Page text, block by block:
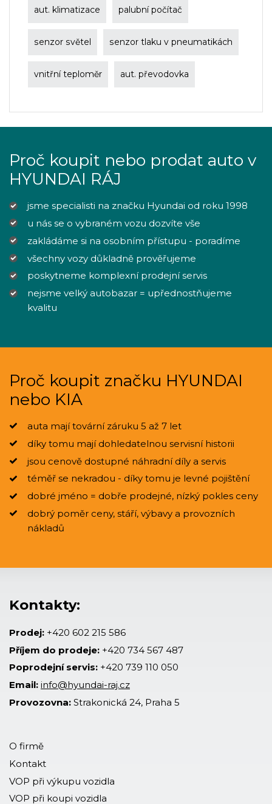
aut. klimatizace palubní počítač
senzor světel senzor tlaku v pneumatikách
vnitřní teploměr aut. převodovka
Proč koupit nebo prodat auto v
HYUNDAI RÁJ
jsme specialisti na značku Hyundai od roku 1998
u nás se o vybraném vozu dozvíte vše
zakládáme si na osobním přístupu - poradíme
všechny vozy důkladně prověřujeme
poskytneme komplexní prodejní servis
nejsme velký autobazar = upřednostňujeme
kvalitu
Proč koupit značku HYUNDAI
nebo KIA
auta mají tovární záruku 5 až 7 let
díky tomu mají dohledatelnou servisní historii
jsou cenově dostupné náhradní díly a servis
téměř se nekradou - díky tomu je levné pojištění
dobré jméno = dobře prodejné, nízký pokles ceny
dobrý poměr ceny, stáří, výbavy a provozních
nákladů
Kontakty:
Prodej: +420 602 215 586
Příjem do prodeje: +420 734 567 487
Poprodejní servis: +420 739 110 050
Email: info@hyundai-raj.cz
Provozovna: Strakonická 24, Praha 5
O firmě
Kontakt
VOP při výkupu vozidla
VOP při koupi vozidla